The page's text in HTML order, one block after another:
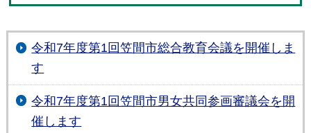
令和7年度第1回笠間市総合教育会議を開催しま
す
令和7年度第1回笠間市男女共同参画審議会を開
催します